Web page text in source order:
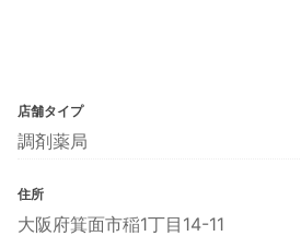
店舗タイプ
調剤薬局
住所
大阪府箕面市稲1丁目14-11